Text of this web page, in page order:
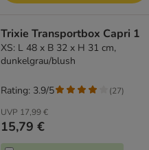
Trixie Transportbox Capri 1
XS: L 48 x B 32 x H 31 cm,
dunkelgrau/blush
UVP 17,99 €
15,79 €
Rating: 3.9/5 (27)